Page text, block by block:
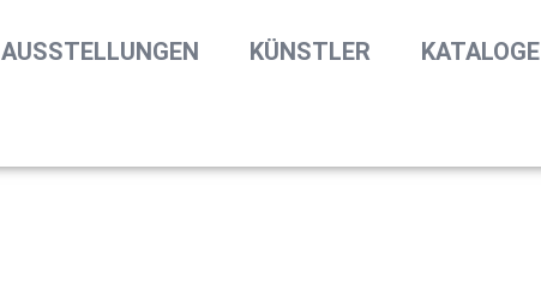
AUSSTELLUNGEN KÜNSTLER KATALOGE